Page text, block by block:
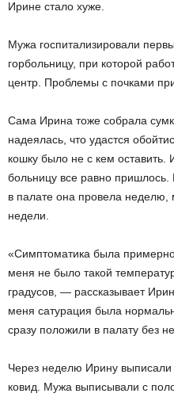
Ирине стало хуже.
Мужа госпитализировали
горбольницу, при которой
центр. Проблемы с почками
Сама Ирина тоже собрала
надеялась, что удастся
кошку было не с кем
больницу все равно
в палате она провела неделю,
недели.
«Симптоматика была
меня не было такой
градусов, — рассказывает
меня сатурация была
сразу положили в палату без
Через неделю Ирину выписали
ковид. Мужа выписывали с